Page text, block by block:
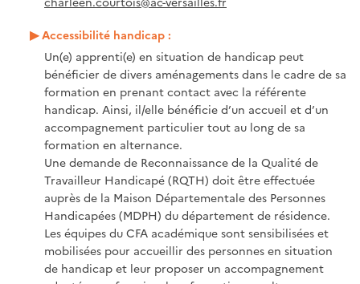
Accessibilité handicap :
Un(e) apprenti(e) en situation de handicap peut
bénéficier de divers aménagements dans le cadre de sa
formation en prenant contact avec la référente
handicap. Ainsi, il/elle bénéficie d’un accueil et d’un
accompagnement particulier tout au long de sa
formation en alternance.
Une demande de Reconnaissance de la Qualité de
Travailleur Handicapé (RQTH) doit être effectuée
auprès de la Maison Départementale des Personnes
Handicapées (MDPH) du département de résidence.
Les équipes du CFA académique sont sensibilisées et
mobilisées pour accueillir des personnes en situation
de handicap et leur proposer un accompagnement